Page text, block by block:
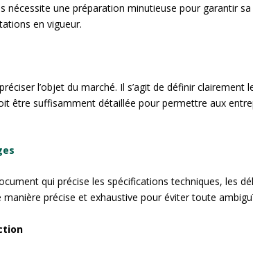
nécessite une préparation minutieuse pour garantir
en vigueur.
l’objet du marché. Il s’agit de définir clairement
être suffisamment détaillée pour permettre aux
qui précise les spécifications techniques, les
précise et exhaustive pour éviter toute